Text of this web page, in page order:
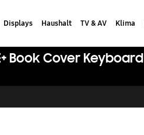
Displays Haushalt TV & AV Klima
Book Cover Keyboard